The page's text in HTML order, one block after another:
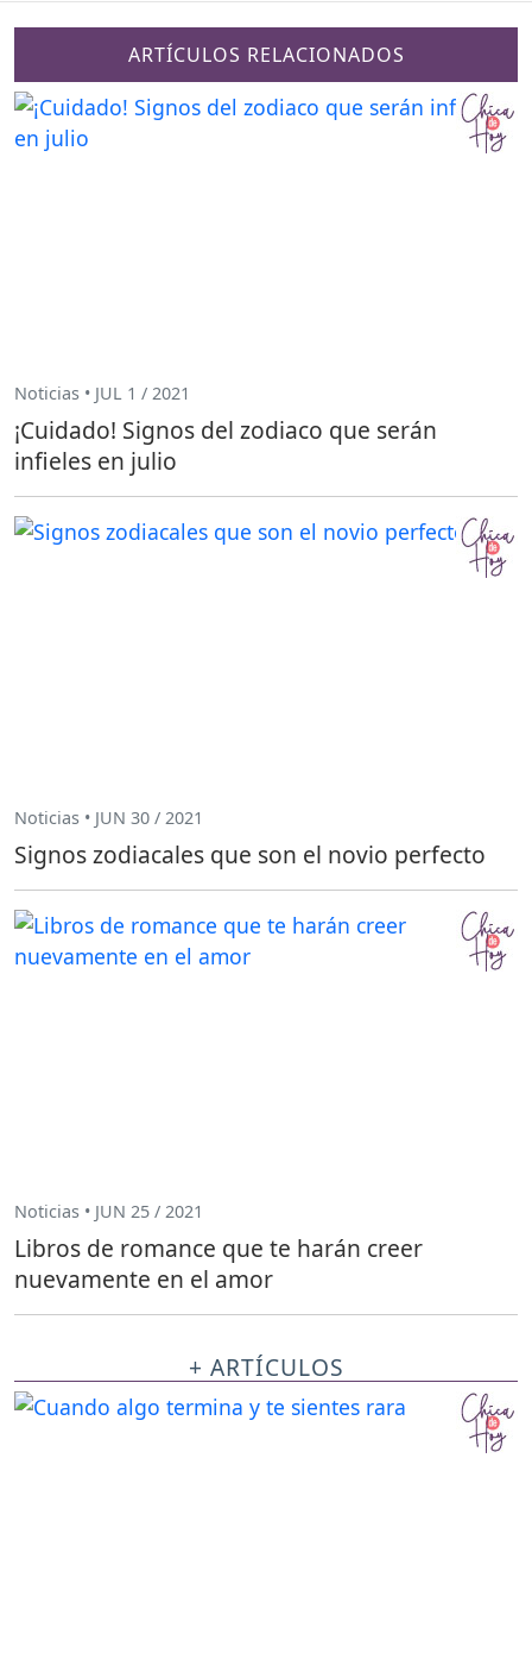
ARTÍCULOS RELACIONADOS
Noticias • JUL 1 / 2021
¡Cuidado! Signos del zodiaco que serán
infieles en julio
Noticias • JUN 30 / 2021
Signos zodiacales que son el novio perfecto
Noticias • JUN 25 / 2021
Libros de romance que te harán creer
nuevamente en el amor
+ ARTÍCULOS